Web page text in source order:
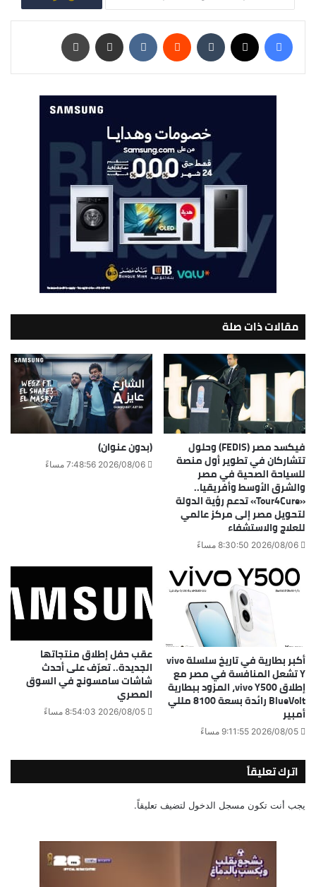
مقالات ذات صلة
فيكسد مصر (FEDIS) وحلول
تتشاركان في تطوير أول منصة
للسياحة الصحية في مصر
والشرق الأوسط وأفريقيا..
«Tour4Cure» تدعم رؤية الدولة
لتحويل مصر إلى مركز عالمي
للعلاج والاستشفاء
2026/08/06 8:30:50 مساءً
(بدون عنوان)
2026/08/06 7:48:56 مساءً
أكبر بطارية في تاريخ سلسلة vivo
Y تشعل المنافسة في مصر مع
إطلاق vivo Y500، المزود ببطارية
BlueVolt رائدة بسعة 8100 مللي
أمبير
2026/08/05 9:11:55 مساءً
عقب حفل إطلاق منتجاتها
الجديدة.. تعرّف على أحدث
شاشات سامسونج في السوق
المصري
2026/08/05 8:54:03 مساءً
اترك تعليقاً
يجب أنت تكون مسجل الدخول لتضيف تعليقاً.